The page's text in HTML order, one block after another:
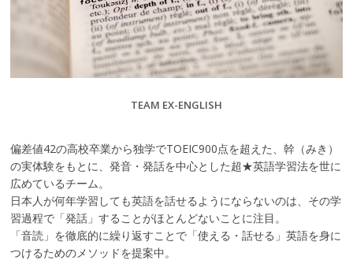
TEAM EX-ENGLISH
偏差値42の高校卒業から独学でTOEIC900点を超えた、幹（みき）
の実体験をもとに、発音・発話を中心とした超★英語学習法を世に
広めているチーム。
日本人が何年学習しても英語を話せるようにならないのは、その学
習過程で「発話」することがほとんどないことに注目。
「音読」を徹底的に繰り返すことで「使える・話せる」英語を身に
つけるためのメソッドを提案中。